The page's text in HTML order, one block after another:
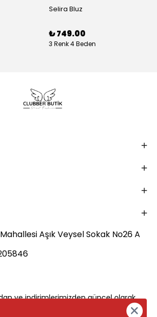
Selira Bluz
₺ 749.00
3 Renk 4 Beden
Aşık Veysel Sokak No26 A
ve indirimlerimizden güncel olarak